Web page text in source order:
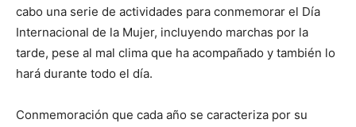
cabo una serie de actividades para conmemorar el Día
Internacional de la Mujer, incluyendo marchas por la
tarde, pese al mal clima que ha acompañado y también lo
hará durante todo el día.
Conmemoración que cada año se caracteriza por su